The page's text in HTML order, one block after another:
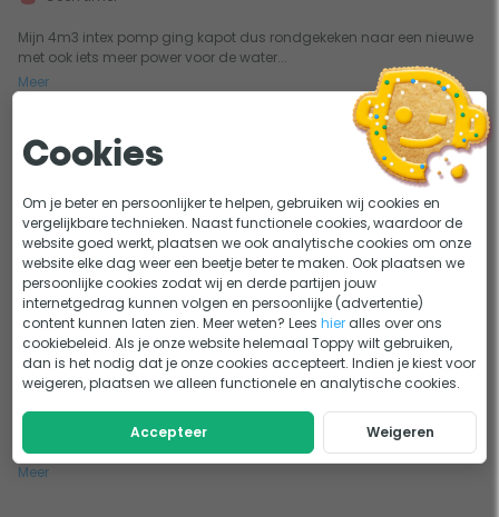
Mijn 4m3 intex pomp ging kapot dus rondgekeken naar een nieuwe
met ook iets meer power voor de water...
Meer
27-07-2022Geschreven door René
0
Pomp heeft een hoge capaciteit en is lekker stil. Filtervat is stevig
materiaal. Makkelijk en snel t...
Meer
Gemakkelijk te installeren
Pomp is stil en heeft grote capaciteit
Snel geleverd
Slangaansluiting filter 38mm gaat heel stroef
Rubber ring aftap filter zat er niet bij
Cookies
Om je beter en persoonlijker te helpen, gebruiken wij cookies en
vergelijkbare technieken. Naast functionele cookies, waardoor de
website goed werkt, plaatsen we ook analytische cookies om onze
website elke dag weer een beetje beter te maken. Ook plaatsen we
persoonlijke cookies zodat wij en derde partijen jouw
internetgedrag kunnen volgen en persoonlijke (advertentie)
content kunnen laten zien. Meer weten? Leeshier alles over ons
cookiebeleid. Als je onze website helemaal Toppy wilt gebruiken,
dan is het nodig dat je onze cookies accepteert. Indien je kiest voor
weigeren, plaatsen we alleen functionele en analytische cookies.
Accepteer Weigeren